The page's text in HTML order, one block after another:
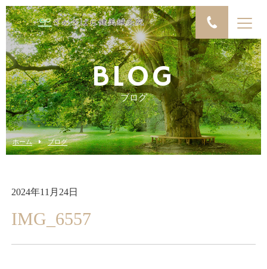
BLOG
ブログ
ホーム ブログ
2024年11月24日
IMG_6557